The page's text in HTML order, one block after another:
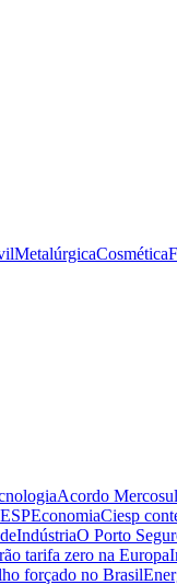
MetalúrgicaCosmética
Acordo
EconomiaCiesp
IndústriaO Porto
tarifa zero na Europa
forçado no Brasil